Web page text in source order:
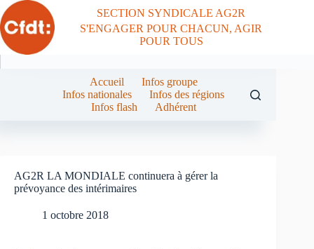
Passer
au
contenu
SECTION SYNDICALE AG2R
S'ENGAGER POUR CHACUN, AGIR
POUR TOUS
Accueil
Infos groupe
Infos nationales
Infos des régions
Infos flash
Adhérent
AG2R LA MONDIALE continuera à gérer la
prévoyance des intérimaires
1 octobre 2018